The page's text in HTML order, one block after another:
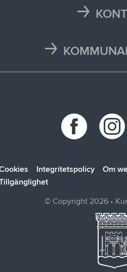
Press och
Kungälv
Integritetspolicy Om
© Copyright 2026 •